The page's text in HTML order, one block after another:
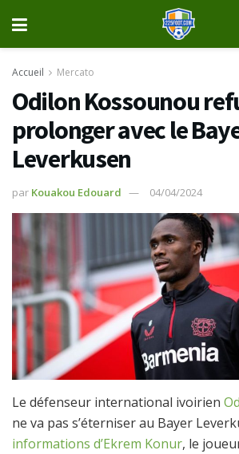
Accueil Mercato
Odilon Kossounou
prolonger avec le
Leverkusen
par Kouakou Edouard 04/04/2024
Le défenseur international ivoirien
ne va pas s’éterniser au Bayer
informations d’Ekrem Konur, le